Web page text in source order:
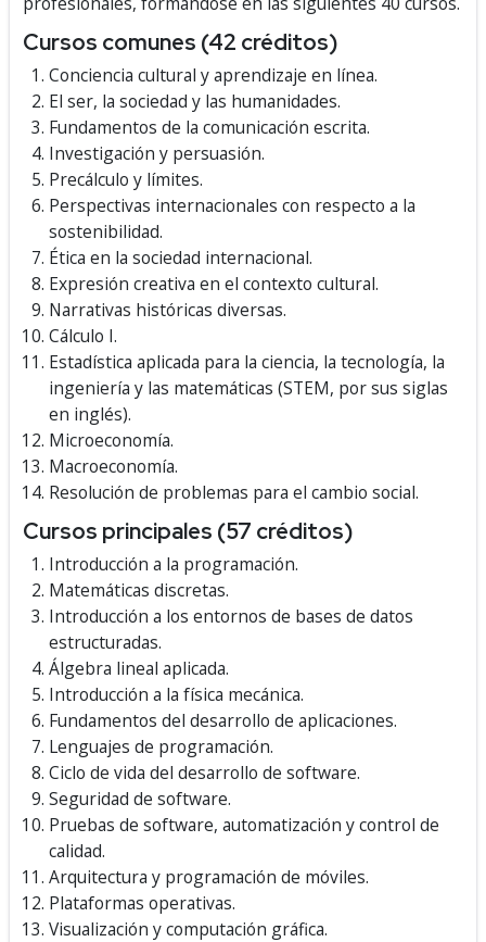
Cursos comunes (42 créditos)
Conciencia cultural y aprendizaje en línea.
El ser, la sociedad y las humanidades.
Fundamentos de la comunicación escrita.
Investigación y persuasión.
Precálculo y límites.
Perspectivas internacionales con respecto a la
sostenibilidad.
Ética en la sociedad internacional.
Expresión creativa en el contexto cultural.
Narrativas históricas diversas.
Cálculo I.
Estadística aplicada para la ciencia, la tecnología, la
ingeniería y las matemáticas (STEM, por sus siglas
en inglés).
Microeconomía.
Macroeconomía.
Resolución de problemas para el cambio social.
Cursos principales (57 créditos)
Introducción a la programación.
Matemáticas discretas.
Introducción a los entornos de bases de datos
estructuradas.
Álgebra lineal aplicada.
Introducción a la física mecánica.
Fundamentos del desarrollo de aplicaciones.
Lenguajes de programación.
Ciclo de vida del desarrollo de software.
Seguridad de software.
Pruebas de software, automatización y control de
calidad.
Arquitectura y programación de móviles.
Plataformas operativas.
Visualización y computación gráfica.